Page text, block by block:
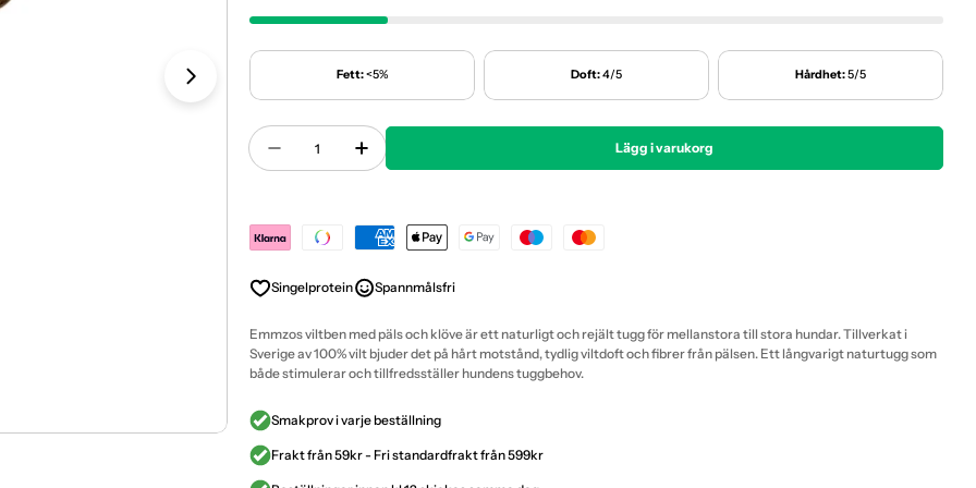
Öppna media 1 i modal
Fett:<5% Doft:4/5 Hårdhet:5/5
Antal
Minska Antal För Emmzo - Svenskt Viltben Med Päls Och Klöve (Cirka 20-
Öka Antal För Emmzo - Svenskt Viltben Med Päls Och Klöve
Lägg i varukorg
Payment
methods
Singelprotein Spannmålsfri
Emmzos viltben med päls och klöve är ett naturligt och rejält tugg för mellanstora till stora hundar. Tillverkat i
Sverige av 100% vilt bjuder det på hårt motstånd, tydlig viltdoft och fibrer från pälsen. Ett långvarigt naturtugg som
både stimulerar och tillfredsställer hundens tuggbehov.
Smakprov i varje beställning
Frakt från 59kr - Fri standardfrakt från 599kr